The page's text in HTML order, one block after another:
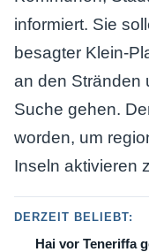
informiert. Sie
besagter Klein-
an den Stränden
Suche gehen.
worden, um
Inseln aktivieren
DERZEIT BELIEBT:
Hai vor Teneriffa